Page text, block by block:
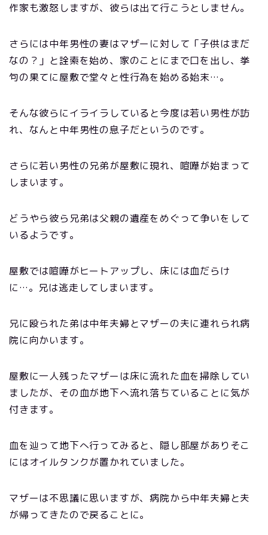
作家も激怒しますが、彼らは出て行こうとしません。
さらには中年男性の妻はマザーに対して「子供はまだ
なの？」と詮索を始め、家のことにまで口を出し、挙
句の果てに屋敷で堂々と性行為を始める始末…。
そんな彼らにイライラしていると今度は若い男性が訪
れ、なんと中年男性の息子だというのです。
さらに若い男性の兄弟が屋敷に現れ、喧嘩が始まって
しまいます。
どうやら彼ら兄弟は父親の遺産をめぐって争いをして
いるようです。
屋敷では喧嘩がヒートアップし、床には血だらけ
に…。兄は逃走してしまいます。
兄に殴られた弟は中年夫婦とマザーの夫に連れられ病
院に向かいます。
屋敷に一人残ったマザーは床に流れた血を掃除してい
ましたが、その血が地下へ流れ落ちていることに気が
付きます。
血を辿って地下へ行ってみると、隠し部屋がありそこ
にはオイルタンクが置かれていました。
マザーは不思議に思いますが、病院から中年夫婦と夫
が帰ってきたので戻ることに。